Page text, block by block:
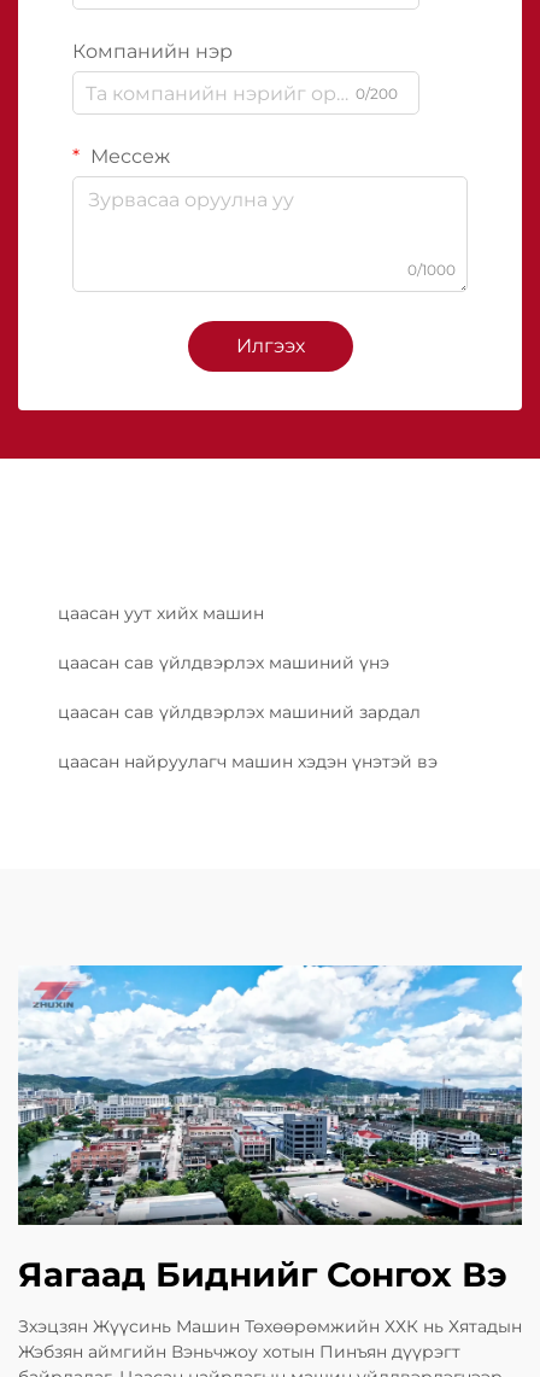
Компанийн нэр
0/200
Мессеж
0/1000
Илгээх
цаасан уут хийх машин
цаасан сав үйлдвэрлэх машиний үнэ
цаасан сав үйлдвэрлэх машиний зардал
цаасан найруулагч машин хэдэн үнэтэй вэ
Яагаад Биднийг Сонгох Вэ
Зхэцзян Жүүсинь Машин Төхөөрөмжийн ХХК нь Хятадын
Жэбзян аймгийн Вэньчжоу хотын Пинъян дүүрэгт